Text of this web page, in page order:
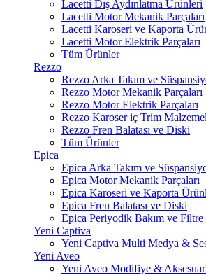
Lacetti Dış Aydınlatma Ürünleri
Lacetti Motor Mekanik Parçaları
Lacetti Karoseri ve Kaporta
Lacetti Motor Elektrik Parçaları
Tüm Ürünler
Rezzo
Rezzo Arka Takım ve
Rezzo Motor Mekanik Parçaları
Rezzo Motor Elektrik Parçaları
Rezzo Karoser iç Trim
Rezzo Fren Balatası ve Diski
Tüm Ürünler
Epica
Epica Arka Takım ve
Epica Motor Mekanik Parçaları
Epica Karoseri ve Kaporta
Epica Fren Balatası ve Diski
Epica Periyodik Bakım ve Filtre
Yeni Captiva
Yeni Captiva Multi Medya &
Yeni Aveo
Yeni Aveo Modifiye &